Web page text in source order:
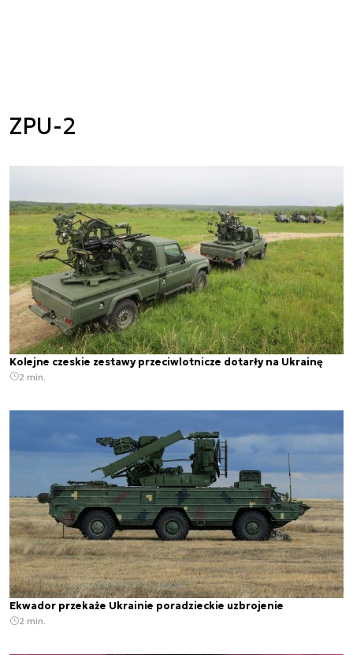
ZPU-2
Kolejne czeskie zestawy przeciwlotnicze dotarły na Ukrainę
2 min.
Ekwador przekaże Ukrainie poradzieckie uzbrojenie
2 min.